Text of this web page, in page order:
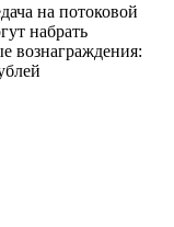
на потоковой
набрать
вознаграждения: